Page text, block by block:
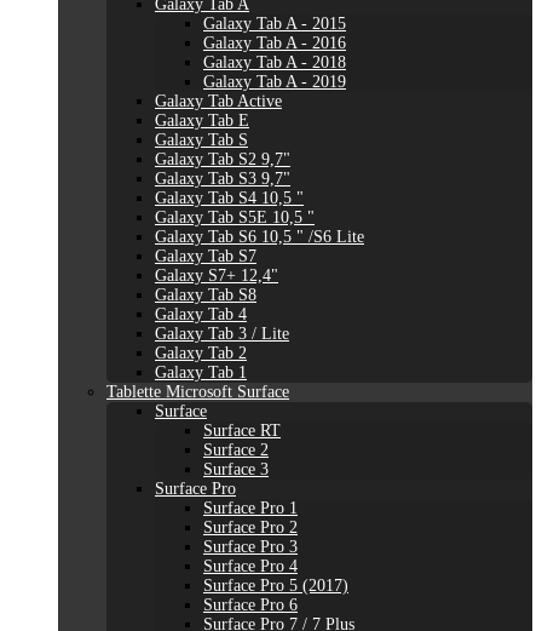
Galaxy Tab A
Galaxy Tab A - 2015
Galaxy Tab A - 2016
Galaxy Tab A - 2018
Galaxy Tab A - 2019
Galaxy Tab Active
Galaxy Tab E
Galaxy Tab S
Galaxy Tab S2 9,7"
Galaxy Tab S3 9,7"
Galaxy Tab S4 10,5 "
Galaxy Tab S5E 10,5 "
Galaxy Tab S6 10,5 " /S6 Lite
Galaxy Tab S7
Galaxy S7+ 12,4"
Galaxy Tab S8
Galaxy Tab 4
Galaxy Tab 3 / Lite
Galaxy Tab 2
Galaxy Tab 1
Tablette Microsoft Surface
Surface
Surface RT
Surface 2
Surface 3
Surface Pro
Surface Pro 1
Surface Pro 2
Surface Pro 3
Surface Pro 4
Surface Pro 5 (2017)
Surface Pro 6
Surface Pro 7 / 7 Plus